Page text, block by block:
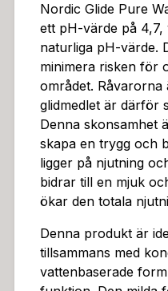
Nordic Glide Pure
ett pH-värde på
naturliga pH-värde.
minimera risken för
området.
glidmedlet är därför
Denna skonsamhet
skapa en trygg och
ligger på njutning
bidrar till en mjuk
ökar den totala
Denna produkt är
tillsammans med
vattenbaserade